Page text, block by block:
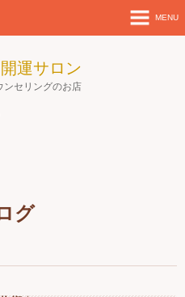
開運サロン
ンセリングのお店
MENU
グ